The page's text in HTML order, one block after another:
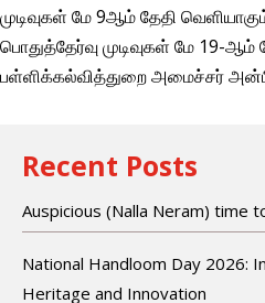
முடிவுகள் மே 9ஆம் தேதி
பொதுத்தேர்வு முடிவுகள் மே 19-
பள்ளிக்கல்வித்துறை அமைச்சர்
Recent Posts
Auspicious (Nalla Neram) time
National Handloom Day 2026:
Heritage and Innovation